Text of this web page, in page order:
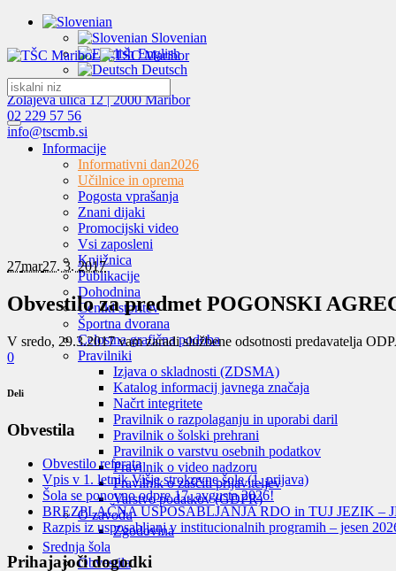
Slovenian
English
Deutsch
Zolajeva ulica 12 | 2000 Maribor
02 229 57 56
info@tscmb.si
Informacije
Informativni dan2026
Učilnice in oprema
Pogosta vprašanja
Znani dijaki
Promocijski video
Vsi zaposleni
Knjižnica
Publikacije
Dohodnina
Ceniki storitev
Športna dvorana
Celostna grafična podoba
Pravilniki
Izjava o skladnosti (ZDSMA)
Katalog informacij javnega značaja
Načrt integritete
Pravilnik o razpolaganju in uporabi daril
Pravilnik o šolski prehrani
Pravilnik o varstvu osebnih podatkov
Pravilnik o video nadzoru
Pravilnik o zaščiti prijaviteljev
Varstvo podatkov (GDPR)
O zavodu
Zgodovina
Srednja šola
Obvestila
27mar27. 3. 2017
Obvestilo za predmet POGONSKI
V sredo, 29.3.2017 vam zaradi službene odsotnosti predavatelja
0
Deli
Obvestila
Obvestilo referata
Vpis v 1. letnik Višje strokovne šole (1. prijava)
Šola se ponovno odpre 17. avgusta 2026!
BREZPLAČNA USPOSABLJANJA RDO in TUJ JEZIK –
Razpis iz usposabljanj v institucionalnih programih – jesen
Prihajajoči dogodki